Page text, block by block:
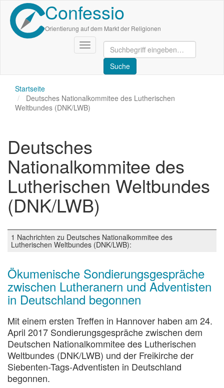
Direkt
zum
Inhalt
Confessio
Orientierung auf dem Markt der Religionen
Navigation
aktivieren/deaktivieren
Startseite
Deutsches Nationalkommitee des Lutherischen
Weltbundes (DNK/LWB)
Deutsches
Nationalkommitee des
Lutherischen Weltbundes
(DNK/LWB)
1 Nachrichten zu Deutsches Nationalkommitee des
Lutherischen Weltbundes (DNK/LWB):
Ökumenische Sondierungsgespräche
zwischen Lutheranern und Adventisten
in Deutschland begonnen
Mit einem ersten Treffen in Hannover haben am 24.
April 2017 Sondierungsgespräche zwischen dem
Deutschen Nationalkommitee des Lutherischen
Weltbundes (DNK/LWB) und der Freikirche der
Siebenten-Tags-Adventisten in Deutschland
begonnen.